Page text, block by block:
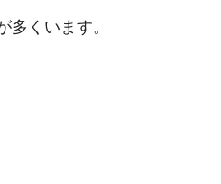
くいます。